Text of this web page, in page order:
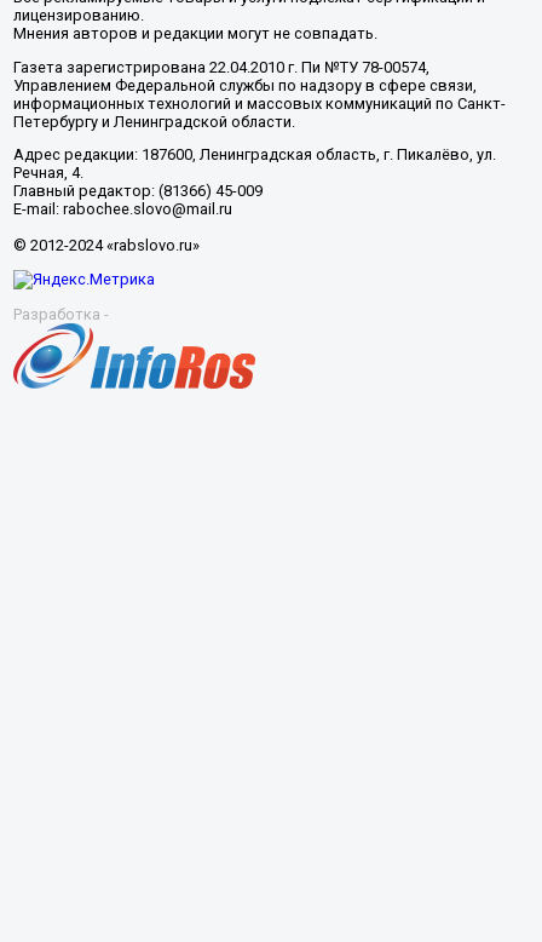
лицензированию.
Мнения авторов и редакции могут не совпадать.
Газета зарегистрирована 22.04.2010 г. Пи №ТУ 78-00574,
Управлением Федеральной службы по надзору в сфере связи,
информационных технологий и массовых коммуникаций по Санкт-
Петербургу и Ленинградской области.
Адрес редакции: 187600, Ленинградская область, г. Пикалёво, ул.
Речная, 4.
Главный редактор: (81366) 45-009
E-mail: rabochee.slovo@mail.ru
© 2012-2024 «rabslovo.ru»
Разработка -